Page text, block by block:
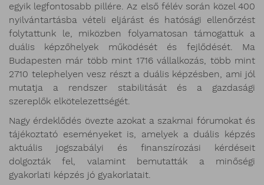
egyik legfontosabb pillére. Az első félév során közel 400
nyilvántartásba vételi eljárást és hatósági ellenőrzést
folytattunk le, miközben folyamatosan támogattuk a
duális képzőhelyek működését és fejlődését. Ma
Budapesten már több mint 1716 vállalkozás, több mint
2710 telephelyen vesz részt a duális képzésben, ami jól
mutatja a rendszer stabilitását és a gazdasági
szereplők elkötelezettségét.
Nagy érdeklődés övezte azokat a szakmai fórumokat és
tájékoztató eseményeket is, amelyek a duális képzés
aktuális jogszabályi és finanszírozási kérdéseit
dolgozták fel, valamint bemutatták a minőségi
gyakorlati képzés jó gyakorlatait.